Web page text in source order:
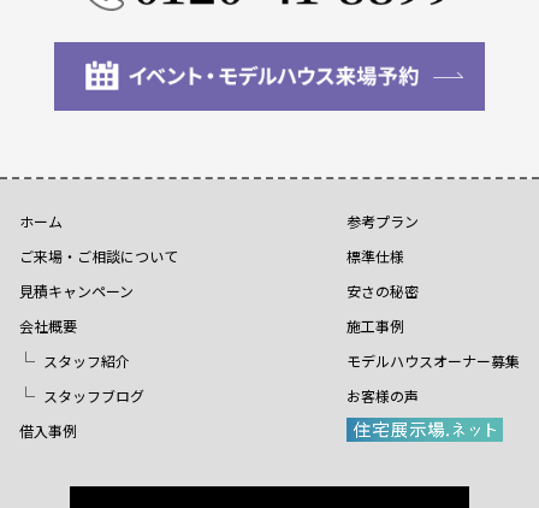
ホーム
ご来場・ご相談について
見積キャンペーン
会社概要
スタッフ紹介
スタッフブログ
借入事例
参考プラン
標準仕様
安さの秘密
施工事例
モデルハウスオーナー募集
お客様の声